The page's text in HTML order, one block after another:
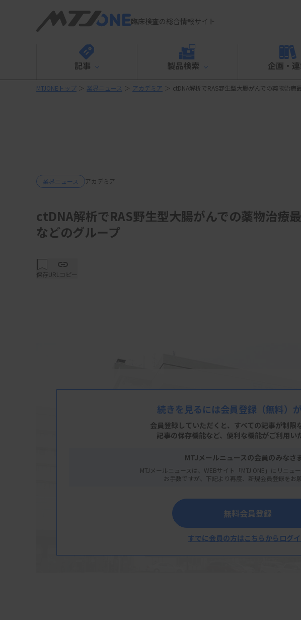
臨床検査の総合情報サイト
記事 製品検索 企画・
MTJONEトップ ＞ 業界ニュース ＞ アカデミア ＞ ctDNA解析でRAS野生型大腸がんでの薬物治
業界ニュース アカデミア
ctDNA解析でRAS野生型大腸がんでの薬物治
などのグループ
保存URLコピー
続きを見るには会員登録 （無料）
会員登録していただくと、すべての記事が制限
記事の保存機能など、便利な機能がご利用い
MTJメールニュースの会員のみなさ
MTJメールニュースは、WEBサイト「MTJ ONE」にリニュ
お手数ですが、下記より再度、新規会員登録をお願
無料会員登録
すでに会員の方はこちらからログ